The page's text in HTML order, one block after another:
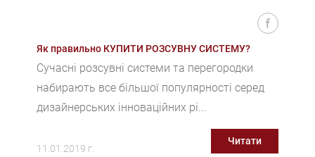
Як правильно КУПИТИ РОЗСУВНУ СИСТЕМУ?
Сучасні розсувні системи та перегородки
набирають все більшої популярності серед
дизайнерських інноваційних рі...
11.01.2019 г.
Читати